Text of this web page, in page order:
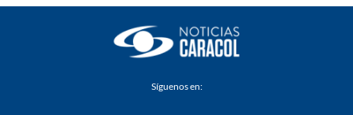
Síguenos en: